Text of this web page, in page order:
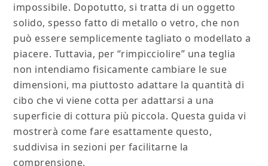
impossibile. Dopotutto, si tratta di un oggetto
solido, spesso fatto di metallo o vetro, che non
può essere semplicemente tagliato o modellato a
piacere. Tuttavia, per “rimpicciolire” una teglia
non intendiamo fisicamente cambiare le sue
dimensioni, ma piuttosto adattare la quantità di
cibo che vi viene cotta per adattarsi a una
superficie di cottura più piccola. Questa guida vi
mostrerà come fare esattamente questo,
suddivisa in sezioni per facilitarne la
comprensione.